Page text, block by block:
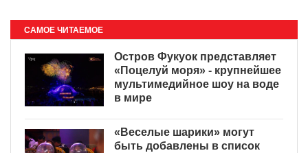
САМОЕ ЧИТАЕМОЕ
Остров Фукуок представляет
«Поцелуй моря» - крупнейшее
мультимедийное шоу на воде
в мире
«Веселые шарики» могут
быть добавлены в список